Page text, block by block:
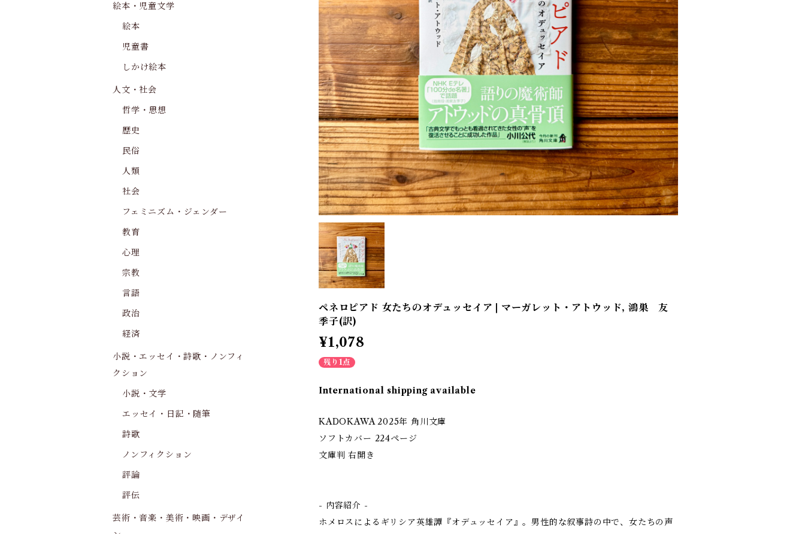
ペネロピアド 女たちのオデュッセイア | マーガレット・アトウッド, 鴻巣 友
季子(訳)
¥1,078
残り1点
International shipping available
KADOKAWA 2025年 角川文庫
ソフトカバー 224ページ
文庫判 右開き
- 内容紹介 -
ホメロスによるギリシア英雄譚『オデュッセイア』。男性的な叙事詩の中で、女たちの声
絵本・児童文学
絵本
児童書
しかけ絵本
人文・社会
哲学・思想
歴史
民俗
人類
社会
フェミニズム・ジェンダー
教育
心理
宗教
言語
政治
経済
小説・エッセイ・詩歌・ノンフィ
クション
小説・文学
エッセイ・日記・随筆
詩歌
ノンフィクション
評論
評伝
芸術・音楽・美術・映画・デザイ